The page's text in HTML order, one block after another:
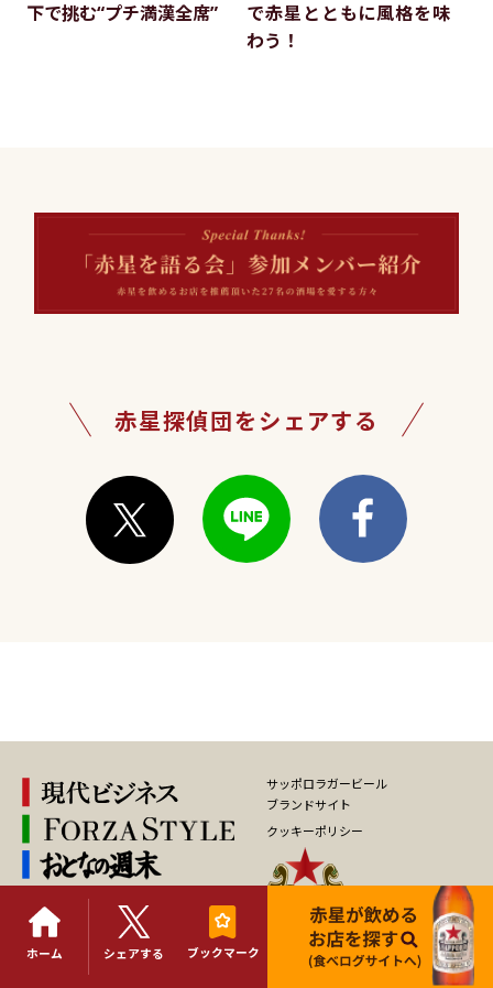
下で挑む“プチ満漢全席”
で赤星とともに風格を味
わう！
赤星探偵団をシェアする
ホーム シェアする ブックマーク
サッポロラガービール
ブランドサイト
クッキーポリシー